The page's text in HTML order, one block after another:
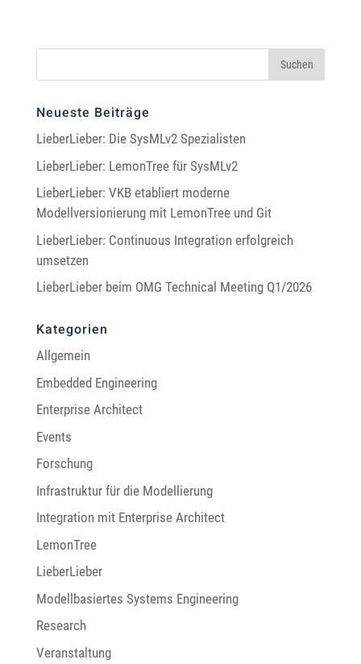
Neueste Beiträge
LieberLieber: Die SysMLv2 Spezialisten
LieberLieber: LemonTree für SysMLv2
LieberLieber: VKB etabliert moderne
Modellversionierung mit LemonTree und Git
LieberLieber: Continuous Integration erfolgreich
umsetzen
LieberLieber beim OMG Technical Meeting Q1/2026
Kategorien
Allgemein
Embedded Engineering
Enterprise Architect
Events
Forschung
Infrastruktur für die Modellierung
Integration mit Enterprise Architect
LemonTree
LieberLieber
Modellbasiertes Systems Engineering
Research
Veranstaltung